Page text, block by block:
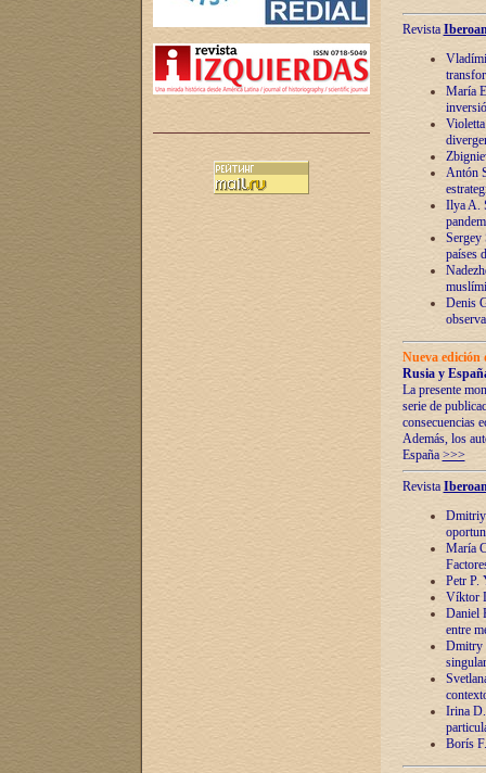
Revista
María
Antón
Ilya A.
Sergey
países
Denis
Nueva
Rusia y
La presente
serie de
consecuencias
Además, los
España >>>
Revista
Dmitriy
María
Petr P.
Víktor
Daniel
entre
Dmitry
Irina
Borís